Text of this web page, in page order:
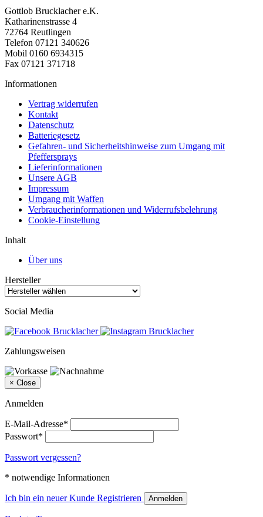
Gottlob Brucklacher e.K.
Katharinenstrasse 4
72764 Reutlingen
Telefon 07121 340626
Mobil 0160 6934315
Fax 07121 371718
Informationen
Vertrag widerrufen
Kontakt
Datenschutz
Batteriegesetz
Gefahren- und Sicherheitshinweise zum Umgang mit
Pfeffersprays
Lieferinformationen
Unsere AGB
Impressum
Umgang mit Waffen
Verbraucherinformationen und Widerrufsbelehrung
Cookie-Einstellung
Inhalt
Über uns
Hersteller
Social Media
Zahlungsweisen
× Close
Anmelden
E-Mail-Adresse*
Passwort*
Passwort vergessen?
* notwendige Informationen
Ich bin ein neuer Kunde Registrieren Anmelden